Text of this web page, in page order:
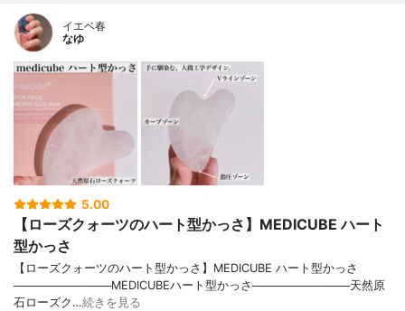
イエベ春
なゆ
5.00
【ローズクォーツのハート型かっさ】MEDICUBE ハート
型かっさ
【ローズクォーツのハート型かっさ】MEDICUBE ハート型かっさ
────────────MEDICUBEハート型かっさ────────────天然原
石ローズク…続きを見る